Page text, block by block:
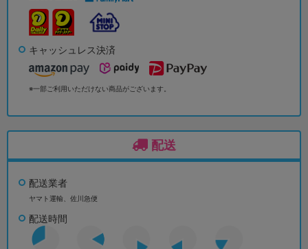
キャッシュレス決済
※一部ご利用いただけない商品がございます。
配送
配送業者
ヤマト運輸、佐川急便
配送時間